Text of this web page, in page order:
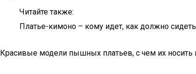
Читайте также:
Платье-кимоно – кому идет, как должно
Красивые модели пышных платьев, с чем их носить